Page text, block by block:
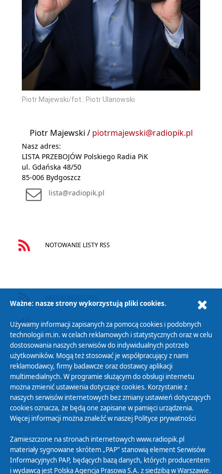
Piotr Majewski/fot.: Piotr Ulanowski
Piotr Majewski / piotrmajewski@radiopik.pl
Nasz adres:
LISTA PRZEBOJÓW Polskiego Radia PiK
ul. Gdańska 48/50
85-006 Bydgoszcz
lista@radiopik.pl
NOTOWANIE LISTY RSS
PODCAST AUDIO
Polityka Prywatności
Zasady korzystania z Serwisu
Organizacje Pożytku Publicznego
Cyfryzacja DAB+
Polityka ochrony danych osobowych
Abonament
Ważne: nasze strony wykorzystują pliki cookies.
Używamy informacji zapisanych za pomocą cookies i podobnych
technologii m.in. w celach reklamowych i statystycznych oraz w celu
dostosowania naszych serwisów do indywidualnych potrzeb
użytkowników. Mogą też stosować je współpracujący z nami
reklamodawcy, firmy badawcze oraz dostawcy aplikacji
multimedialnych. W programie służącym do obsługi internetu
można zmienić ustawienia dotyczące cookies. Korzystanie z
naszych serwisów internetowych bez zmiany ustawień dotyczących
cookies oznacza, że będą one zapisane w pamięci urządzenia.
Więcej informacji można znaleźć w naszej Polityce prywatności
Zamieszczone na stronach internetowych www.radiopik.pl
materiały sygnowane skrótem „PAP” stanowią element Serwisów
Informacyjnych PAP, będących bazą danych, których producentem
i wydawcą jest Polska Agencja Prasowa S.A. z siedzibą w Warszawie.